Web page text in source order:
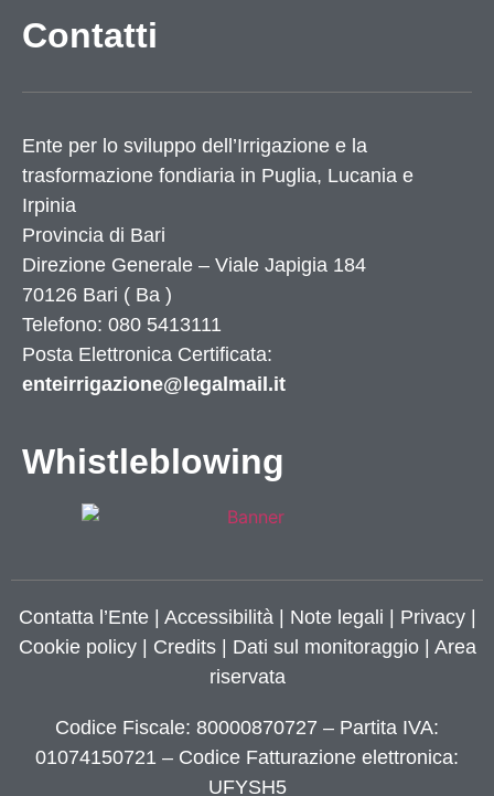
Contatti
Ente per lo sviluppo dell’Irrigazione e la
trasformazione fondiaria in Puglia, Lucania e
Irpinia
Provincia di Bari
Direzione Generale – Viale Japigia 184
70126 Bari ( Ba )
Telefono: 080 5413111
Posta Elettronica Certificata:
enteirrigazione@legalmail.it
Whistleblowing
Contatta l’Ente| Accessibilità| Note legali Privacy|
Cookie policy| Credits| Dati sul monitoraggio | Area
riservata
Codice Fiscale: 80000870727 – Partita IVA:
01074150721 – Codice Fatturazione elettronica:
UFYSH5